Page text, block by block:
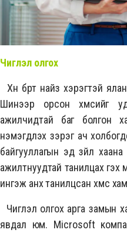
Чиглэл олгох
Хүн бүрт найз хэрэгтэй
Шинээр орсон хүмүүсийг
ажилчидтай баг болгон
нэмэгдүүлэх зэрэг ач
байгууллагын эд зүйл
ажилтнуудтай танилцах
ингэж анх танилцсан хүмүүс
Чиглэл олгох арга замын
явдал юм. Microsoft